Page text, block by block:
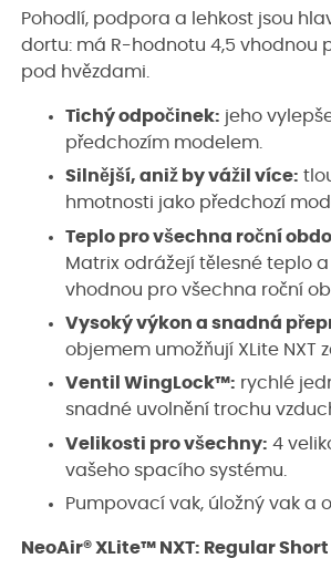
Pohodlí, podpora a lehkost jsou
dortu: má R-hodnotu 4,5 vhodnou
pod hvězdami.
Tichý odpočinek: jeho
předchozím modelem.
Silnější, aniž by vážil více:
hmotnosti jako předchozí
Teplo pro všechna roční
Matrix odrážejí tělesné teplo
vhodnou pro všechna roční
Vysoký výkon a snadná
objemem umožňují XLite NXT
Ventil WingLock™: rychlé
snadné uvolnění trochu
Velikosti pro všechny: 4
vašeho spacího systému.
Pumpovací vak, úložný vak a
NeoAir® XLite™ NXT: Regular Short